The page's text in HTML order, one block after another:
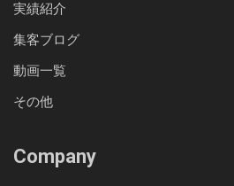
実績紹介
集客ブログ
動画一覧
その他
Company